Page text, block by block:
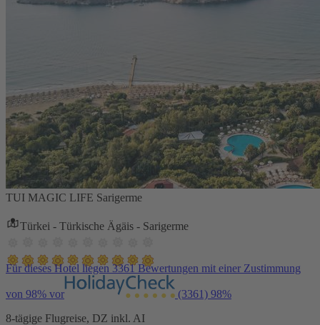
TUI MAGIC LIFE Sarigerme
Türkei - Türkische Ägäis - Sarigerme
Für dieses Hotel liegen 3361 Bewertungen mit einer Zustimmung
von 98% vor (3361) 98%
8-tägige Flugreise, DZ inkl. AI